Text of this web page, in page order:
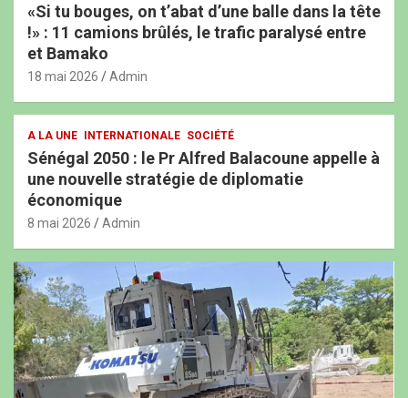
«Si tu bouges, on t’abat d’une balle dans la tête
!» : 11 camions brûlés, le trafic paralysé entre
et Bamako
18 mai 2026 Admin
A LA UNE INTERNATIONALE SOCIÉTÉ
Sénégal 2050 : le Pr Alfred Balacoune appelle à
une nouvelle stratégie de diplomatie
économique
8 mai 2026 Admin